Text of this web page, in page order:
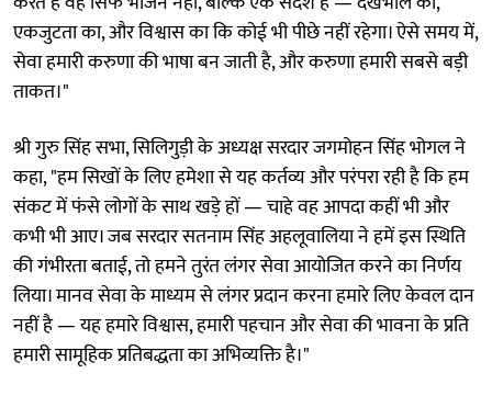
एकजुटता का, और विश्वास का कि कोई भी पीछे नहीं रहेगा। ऐसे समय में,
सेवा हमारी करुणा की भाषा बन जाती है, और करुणा हमारी सबसे बड़ी
ताकत।"
श्री गुरु सिंह सभा, सिलिगुड़ी के अध्यक्ष सरदार जगमोहन सिंह भोगल ने
कहा, "हम सिखों के लिए हमेशा से यह कर्तव्य और परंपरा रही है कि हम
संकट में फंसे लोगों के साथ खड़े हों — चाहे वह आपदा कहीं भी और
कभी भी आए। जब सरदार सतनाम सिंह अहलूवालिया ने हमें इस स्थिति
की गंभीरता बताई, तो हमने तुरंत लंगर सेवा आयोजित करने का निर्णय
लिया। मानव सेवा के माध्यम से लंगर प्रदान करना हमारे लिए केवल दान
नहीं है — यह हमारे विश्वास, हमारी पहचान और सेवा की भावना के प्रति
हमारी सामूहिक प्रतिबद्धता का अभिव्यक्ति है।"